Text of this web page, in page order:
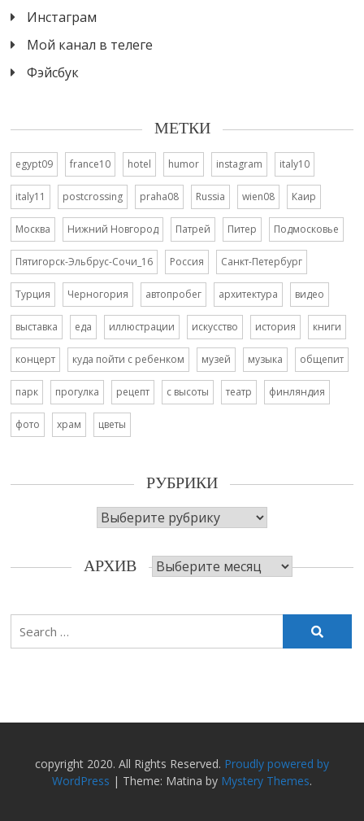
Инстаграм
Мой канал в телеге
Фэйсбук
МЕТКИ
egypt09 france10 hotel humor instagram italy10
italy11 postcrossing praha08 Russia wien08 Каир
Москва Нижний Новгород Патрей Питер Подмосковье
Пятигорск-Эльбрус-Сочи_16 Россия Санкт-Петербург
Турция Черногория автопробег архитектура видео
выставка еда иллюстрации искусство история книги
концерт куда пойти с ребенком музей музыка общепит
парк прогулка рецепт с высоты театр финляндия
фото храм цветы
РУБРИКИ
Рубрики
АРХИВ Архив
Search
for:
copyright 2020. All Rights Reserved. Proudly powered by
WordPress | Theme: Matina by Mystery Themes.